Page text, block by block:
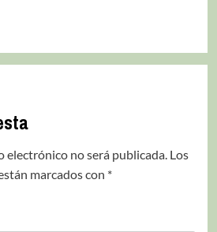
electrónico no será publicada. Los
marcados con *